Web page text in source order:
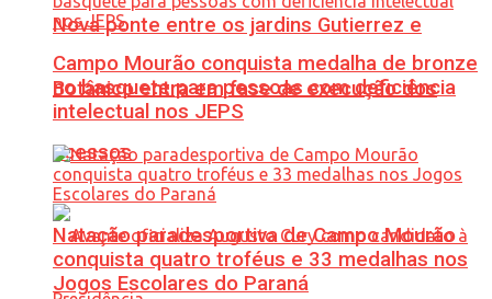
Nova ponte entre os jardins Gutierrez e
Botânico entra em fase de execução dos
acessos
Campo Mourão conquista medalha de bronze
no basquete para pessoas com deficiência
intelectual nos JEPS
Natação paradesportiva de Campo Mourão
conquista quatro troféus e 33 medalhas nos
Jogos Escolares do Paraná